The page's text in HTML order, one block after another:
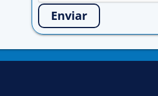
Enviar